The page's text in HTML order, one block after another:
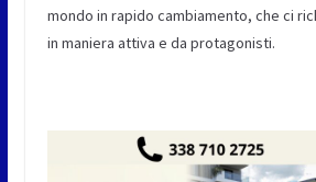
mondo in rapido cambiamento, che ci
in maniera attiva e da protagonisti.